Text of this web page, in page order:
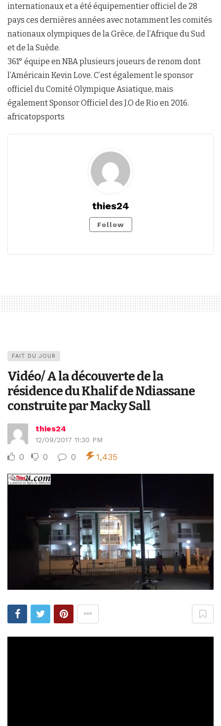
internationaux et a été équipementier officiel de 28
pays ces dernières années avec notamment les comités
nationaux olympiques de la Grèce, de l’Afrique du Sud
et de la Suède.
361° équipe en NBA plusieurs joueurs de renom dont
l’Américain Kevin Love. C’est également le sponsor
officiel du Comité Olympique Asiatique, mais
également Sponsor Officiel des J.O de Rio en 2016.
africatopsports
thies24
Follow
FAIT DU JOUR
Vidéo/ A la découverte de la
résidence du Khalif de Ndiassane
construite par Macky Sall
thies24
12/09/2017 11:30 PM
0 0 0 1,435